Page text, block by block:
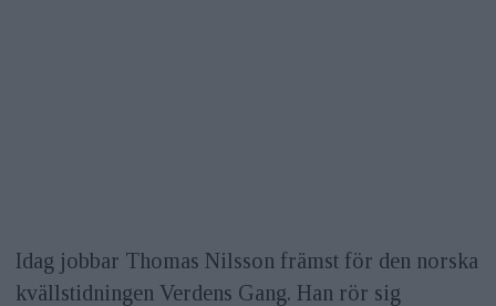
Idag jobbar Thomas Nilsson främst för den norska
kvällstidningen Verdens Gang. Han rör sig